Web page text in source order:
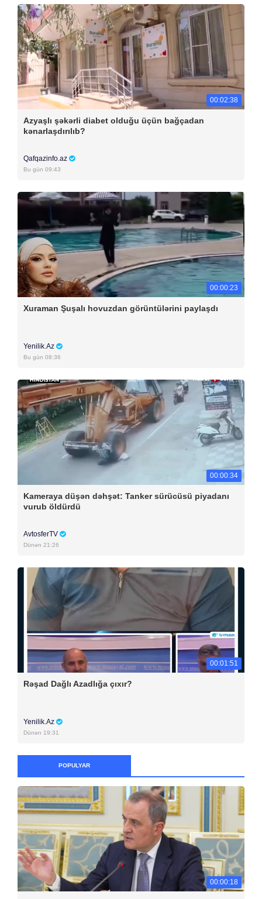
00:02:38
Azyaşlı şəkərli diabet olduğu üçün bağçadan
kənarlaşdırılıb?
Qafqazinfo.az
Bu gün 09:43
00:00:23
Xuraman Şuşalı hovuzdan görüntülərini paylaşdı
Yenilik.Az
Bu gün 08:36
00:00:34
Kameraya düşən dəhşət: Tanker sürücüsü piyadanı
vurub öldürdü
AvtosferTV
Dünən 21:26
00:01:51
Rəşad Dağlı Azadlığa çıxır?
Yenilik.Az
Dünən 19:31
POPULYAR
00:00:18